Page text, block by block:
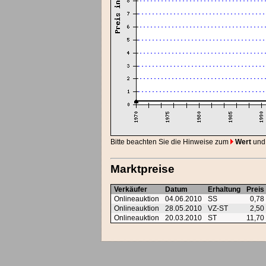
Bitte beachten Sie die Hinweise zum Wert
Marktpreise
Verkäufer Datum Erhaltung
Preis
Onlineauktion
04.06.2010 SS
0,78
Onlineauktion
28.05.2010 VZ-ST
2,50
Onlineauktion
20.03.2010 ST